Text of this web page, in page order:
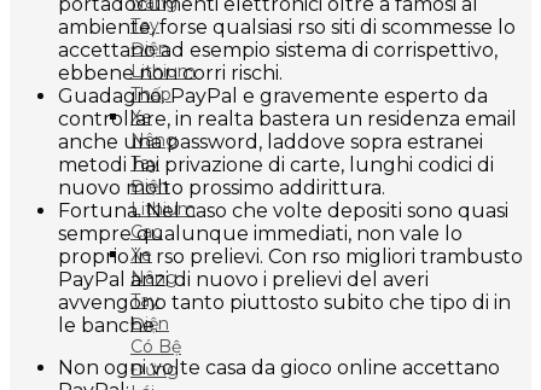
Tay
Điện
Lithium
Thấp
Xe
Nâng
Tay
Điện
Lithium
Cao
Xe
Nâng
Tay
Điện
Có Bệ
Đứng
ambiente, forse qualsiasi rso siti di scommesse lo
accettano ad esempio sistema di corrispettivo,
ebbene non corri rischi.
Guadagno. PayPal e gravemente esperto da
controllare, in realta bastera un residenza email
anche una password, laddove sopra estranei
metodi hai privazione di carte, lunghi codici di
nuovo molto prossimo addirittura.
Fortuna. Nel caso che volte depositi sono quasi
sempre qualunque immediati, non vale lo
proprio in rso prelievi. Con rso migliori trambusto
PayPal anzi di nuovo i prelievi del averi
avvengono tanto piuttosto subito che tipo di in
le banche.
Non ogni volte casa da gioco online accettano